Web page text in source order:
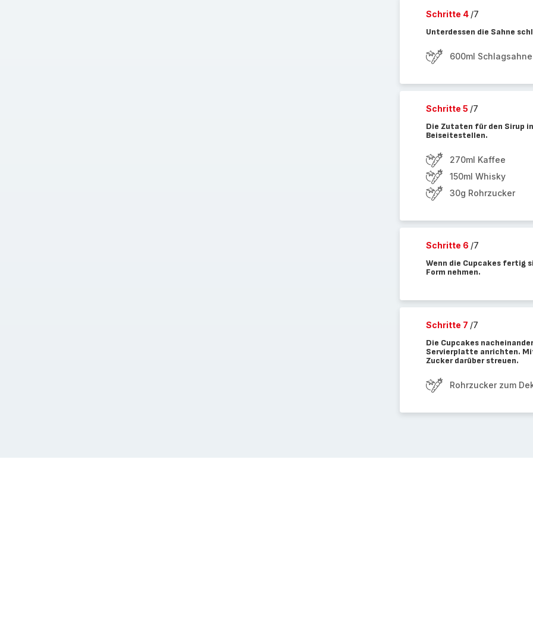
Schritte 4 /7
Unterdessen die Sahne
600ml Schlagsahne
Schritte 5 /7
Die Zutaten für den Sirup
Beiseitestellen.
270ml Kaffee
150ml Whisky
30g Rohrzucker
Schritte 6 /7
Wenn die Cupcakes fertig
Form nehmen.
Schritte 7 /7
Die Cupcakes
Servierplatte anrichten.
Zucker darüber streuen.
Rohrzucker zum